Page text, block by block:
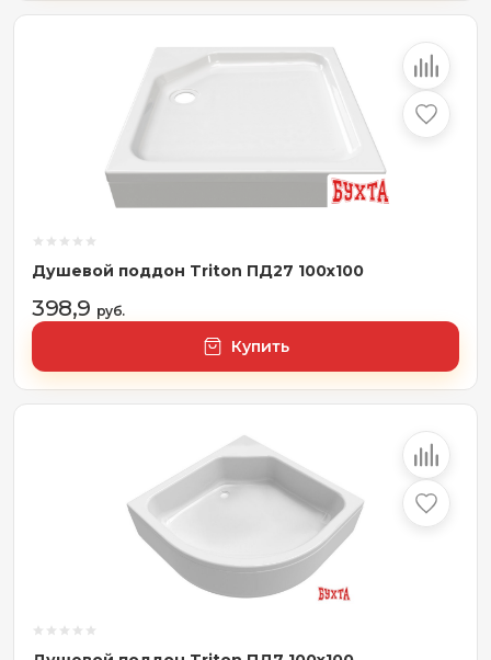
Душевой поддон Triton ПД27 100x100
398,9 руб.
Купить